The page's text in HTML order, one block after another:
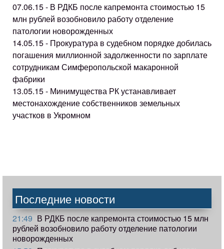
07.06.15 - В РДКБ после капремонта стоимостью 15
млн рублей возобновило работу отделение
патологии новорожденных
14.05.15 - Прокуратура в судебном порядке добилась
погашения миллионной задолженности по зарплате
сотрудникам Симферопольской макаронной
фабрики
13.05.15 - Минимущества РК устанавливает
местонахождение собственников земельных
участков в Укромном
Последние новости
21:49 В РДКБ после капремонта стоимостью 15 млн
рублей возобновило работу отделение патологии
новорожденных